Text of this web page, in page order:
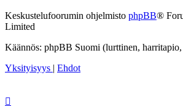
Keskustelufoorumin ohjelmisto phpBB®
Limited
Käännös: phpBB Suomi (lurttinen, harritapio,
Yksityisyys | Ehdot